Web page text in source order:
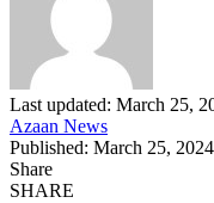
Last updated: March 25,
Azaan News
Published: March 25, 2024
Share
SHARE